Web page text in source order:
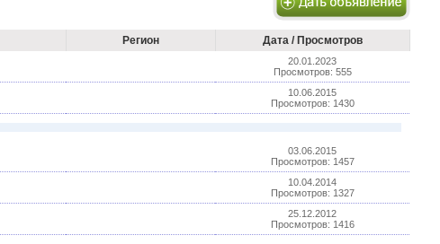
Регион Дата / Просмотров
20.01.2023
Просмотров: 555
10.06.2015
Просмотров: 1430
03.06.2015
Просмотров: 1457
10.04.2014
Просмотров: 1327
25.12.2012
Просмотров: 1416